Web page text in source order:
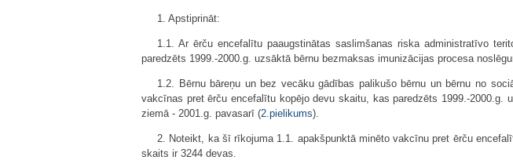
1. Apstiprināt:
1.1. Ar ērču encefalītu paaugstinātas saslimšanas riska administratīvo
paredzēts 1999.-2000.g. uzsāktā bērnu bezmaksas imunizācijas procesa
1.2. Bērnu bāreņu un bez vecāku gādības palikušo bērnu un bērnu no
vakcīnas pret ērču encefalītu kopējo devu skaitu, kas paredzēts 1999.-2000.g.
ziemā - 2001.g. pavasarī (2.pielikums).
2. Noteikt, ka šī rīkojuma 1.1. apakšpunktā minēto vakcīnu pret ērču
skaits ir 3244 devas.